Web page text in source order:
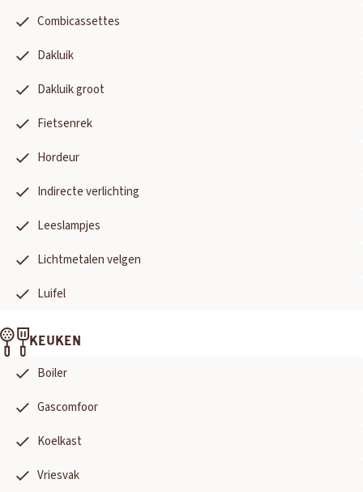
Combicassettes
Dakluik
Dakluik groot
Fietsenrek
Hordeur
Indirecte verlichting
Leeslampjes
Lichtmetalen velgen
Luifel
KEUKEN
Boiler
Gascomfoor
Koelkast
Vriesvak